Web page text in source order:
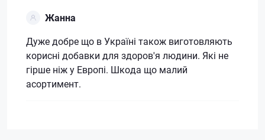
Жанна
Дуже добре що в Україні також виготовляють
корисні добавки для здоров'я людини. Які не
гірше ніж у Европі. Шкода що малий
асортимент.